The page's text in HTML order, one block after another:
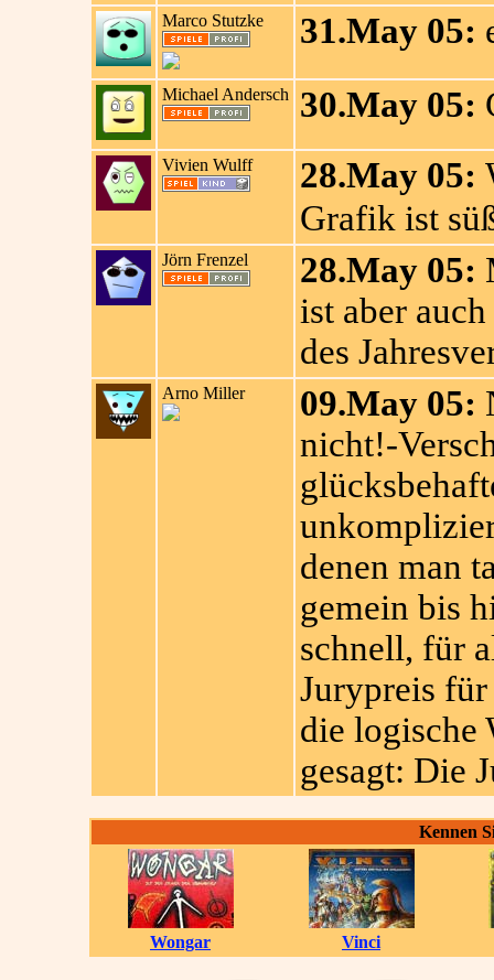
Marco Stutzke 31.May 05:
Michael Andersch 30.May 05:
Vivien Wulff 28.May 05:
Grafik ist
Jörn Frenzel 28.May 05:
ist aber
des
Arno Miller 09.May 05:
nicht!-
denen man
gemein bis
schnell, für
Jurypreis
die logische
gesagt: Die
Kennen
Wongar Vinci